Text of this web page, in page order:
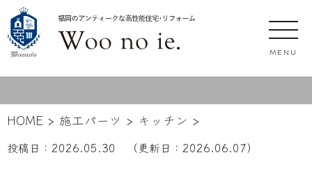
MENU
HOME > 施工パーツ > キッチン >
投稿日： 2026.05.30 （更新日： 2026.06.07）